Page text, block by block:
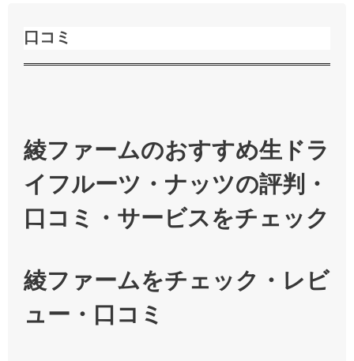
口コミ
綾ファームのおすすめ生ドラ
イフルーツ・ナッツの評判・
口コミ・サービスをチェック
綾ファームをチェック・レビ
ュー・口コミ